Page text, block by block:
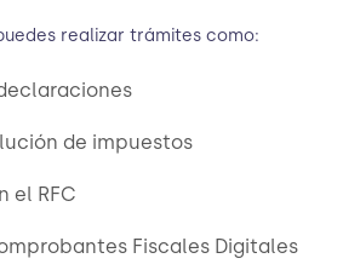
realizar trámites como:
de impuestos
el RFC
Fiscales Digitales